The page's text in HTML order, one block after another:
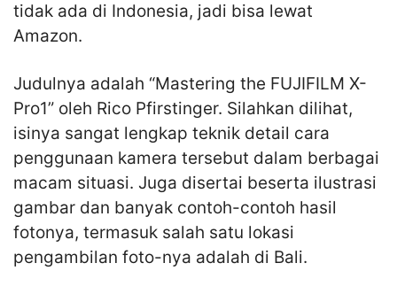
tidak ada di Indonesia, jadi bisa lewat
Amazon.
Judulnya adalah “Mastering the FUJIFILM X-
Pro1” oleh Rico Pfirstinger. Silahkan dilihat,
isinya sangat lengkap teknik detail cara
penggunaan kamera tersebut dalam berbagai
macam situasi. Juga disertai beserta ilustrasi
gambar dan banyak contoh-contoh hasil
fotonya, termasuk salah satu lokasi
pengambilan foto-nya adalah di Bali.